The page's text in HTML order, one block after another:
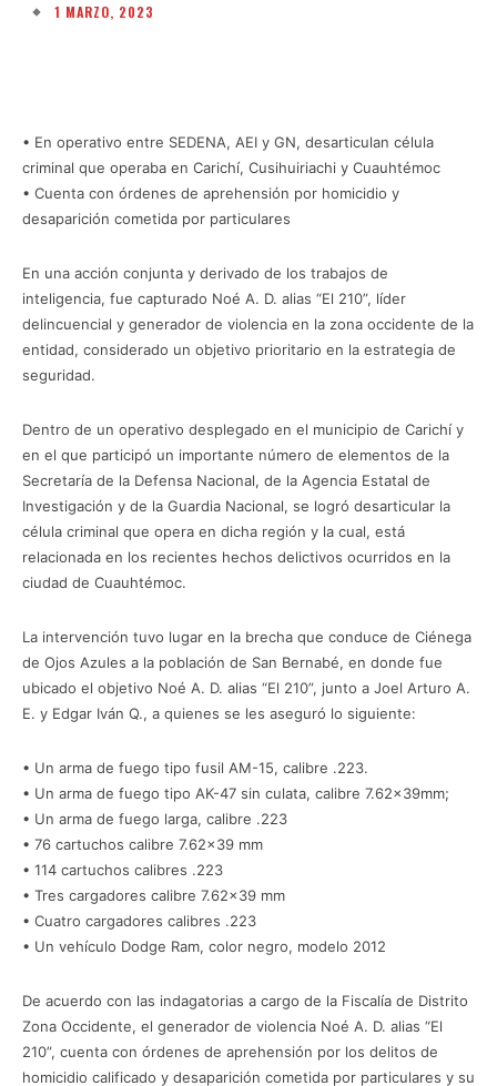
1 MARZO, 2023
• En operativo entre SEDENA, AEI y GN, desarticulan célula
criminal que operaba en Carichí, Cusihuiriachi y Cuauhtémoc
• Cuenta con órdenes de aprehensión por homicidio y
desaparición cometida por particulares
En una acción conjunta y derivado de los trabajos de
inteligencia, fue capturado Noé A. D. alias “El 210”, líder
delincuencial y generador de violencia en la zona occidente de la
entidad, considerado un objetivo prioritario en la estrategia de
seguridad.
Dentro de un operativo desplegado en el municipio de Carichí y
en el que participó un importante número de elementos de la
Secretaría de la Defensa Nacional, de la Agencia Estatal de
Investigación y de la Guardia Nacional, se logró desarticular la
célula criminal que opera en dicha región y la cual, está
relacionada en los recientes hechos delictivos ocurridos en la
ciudad de Cuauhtémoc.
La intervención tuvo lugar en la brecha que conduce de Ciénega
de Ojos Azules a la población de San Bernabé, en donde fue
ubicado el objetivo Noé A. D. alias “El 210”, junto a Joel Arturo A.
E. y Edgar Iván Q., a quienes se les aseguró lo siguiente:
• Un arma de fuego tipo fusil AM-15, calibre .223.
• Un arma de fuego tipo AK-47 sin culata, calibre 7.62x39mm;
• Un arma de fuego larga, calibre .223
• 76 cartuchos calibre 7.62×39 mm
• 114 cartuchos calibres .223
• Tres cargadores calibre 7.62×39 mm
• Cuatro cargadores calibres .223
• Un vehículo Dodge Ram, color negro, modelo 2012
De acuerdo con las indagatorias a cargo de la Fiscalía de Distrito
Zona Occidente, el generador de violencia Noé A. D. alias “El
210”, cuenta con órdenes de aprehensión por los delitos de
homicidio calificado y desaparición cometida por particulares y su